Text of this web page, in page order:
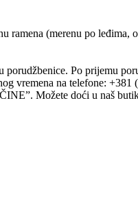
(merenu po leđima,
Po prijemu
vremena na telefone:
Možete doći u naš